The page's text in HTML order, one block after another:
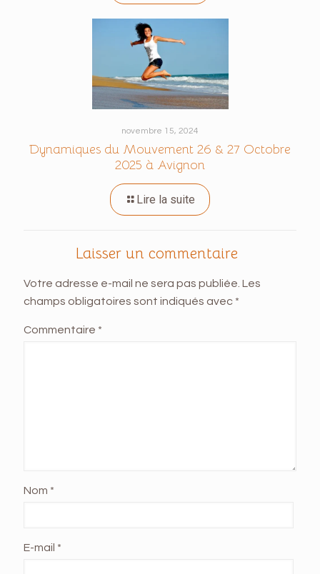
novembre 15, 2024
Dynamiques du Mouvement 26 & 27 Octobre
2025 à Avignon
Lire la suite
Laisser un commentaire
Votre adresse e-mail ne sera pas publiée. Les
champs obligatoires sont indiqués avec *
Commentaire *
Nom *
E-mail *